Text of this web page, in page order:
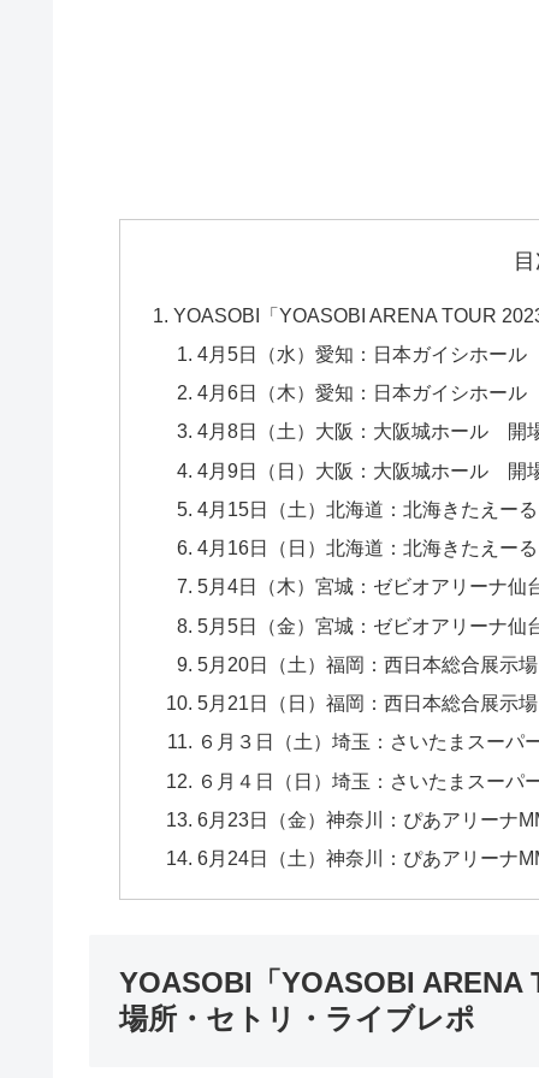
YOASOBI「YOASOBI ARENA TOUR
4月5日（水）愛知：日本ガイシホー
4月6日（木）愛知：日本ガイシホー
4月8日（土）大阪：大阪城ホール 開
4月9日（日）大阪：大阪城ホール 開
4月15日（土）北海道：北海きたえー
4月16日（日）北海道：北海きたえー
5月4日（木）宮城：ゼビオアリーナ
5月5日（金）宮城：ゼビオアリーナ
5月20日（土）福岡：西日本総合展
5月21日（日）福岡：西日本総合展
６月３日（土）埼玉：さいたまスー
６月４日（日）埼玉：さいたまスー
6月23日（金）神奈川：ぴあアリーナ
6月24日（土）神奈川：ぴあアリーナ
YOASOBI「YOASOBI ARENA
場所・セトリ・ライブレポ